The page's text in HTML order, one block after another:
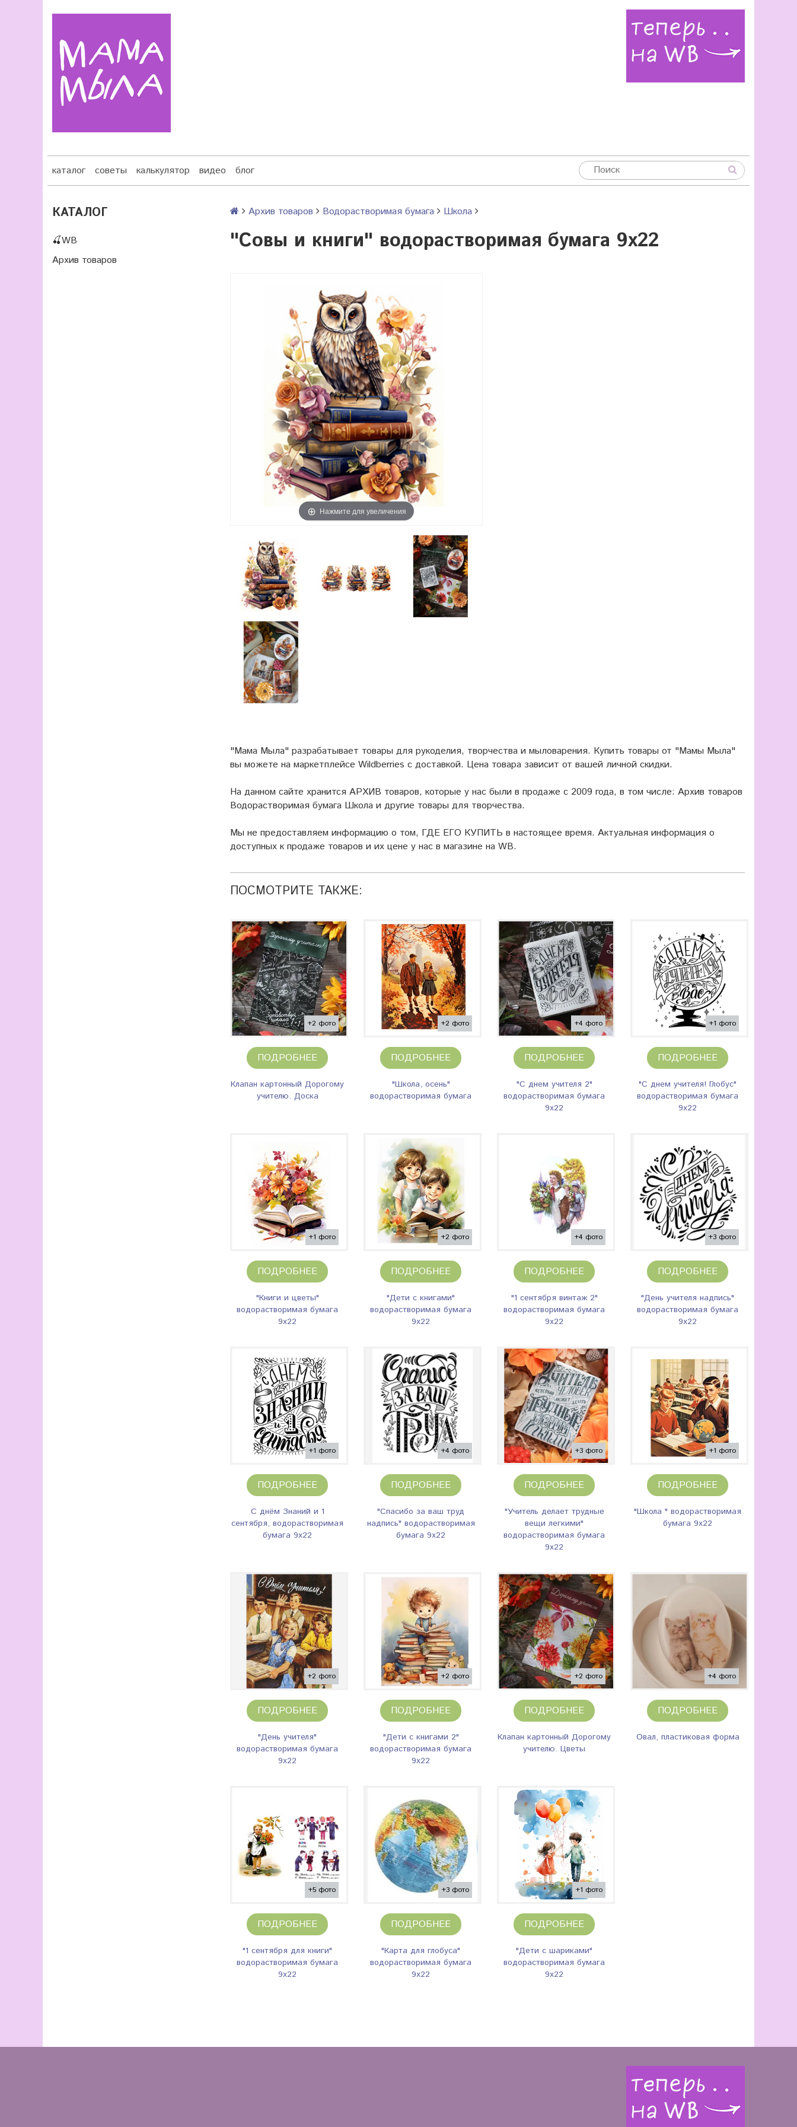
каталог советы калькулятор видео блог
КАТАЛОГ
🍒WB
Архив товаров
Архив товаров Водорастворимая бумага Школа
"Совы и книги" водорастворимая бумага 9х22
Нажмите для увеличения
"Мама Мыла" разрабатывает товары для рукоделия, творчества и мыловарения. Купить товары от "Мамы Мыла"
вы можете на маркетплейсе Wildberries с доставкой. Цена товара зависит от вашей личной скидки.
На данном сайте хранится АРХИВ товаров, которые у нас были в продаже с 2009 года, в том числе: Архив товаров
Водорастворимая бумага Школа и другие товары для творчества.
Мы не предоставляем информацию о том, ГДЕ ЕГО КУПИТЬ в настоящее время. Актуальная информация о
доступных к продаже товаров и их цене у нас в магазине на WB.
ПОСМОТРИТЕ ТАКЖЕ:
+2 фото
ПОДРОБНЕЕ
Клапан картонный Дорогому
учителю. Доска
+2 фото
ПОДРОБНЕЕ
"Школа, осень"
водорастворимая бумага
+4 фото
ПОДРОБНЕЕ
"С днем учителя 2"
водорастворимая бумага
9х22
+1 фото
ПОДРОБНЕЕ
"С днем учителя! Глобус"
водорастворимая бумага
9х22
+1 фото
ПОДРОБНЕЕ
"Книги и цветы"
водорастворимая бумага
9х22
+2 фото
ПОДРОБНЕЕ
"Дети с книгами"
водорастворимая бумага
9х22
+4 фото
ПОДРОБНЕЕ
"1 сентября винтаж 2"
водорастворимая бумага
9х22
+3 фото
ПОДРОБНЕЕ
"День учителя надпись"
водорастворимая бумага
9х22
+1 фото
ПОДРОБНЕЕ
С днём Знаний и 1
сентября, водорастворимая
бумага 9х22
+4 фото
ПОДРОБНЕЕ
"Спасибо за ваш труд
надпись" водорастворимая
бумага 9х22
+3 фото
ПОДРОБНЕЕ
"Учитель делает трудные
вещи легкими"
водорастворимая бумага
9х22
+1 фото
ПОДРОБНЕЕ
"Школа " водорастворимая
бумага 9х22
+2 фото
ПОДРОБНЕЕ
"День учителя"
водорастворимая бумага
9х22
+2 фото
ПОДРОБНЕЕ
"Дети с книгами 2"
водорастворимая бумага
9х22
+2 фото
ПОДРОБНЕЕ
Клапан картонный Дорогому
учителю. Цветы
+4 фото
ПОДРОБНЕЕ
Овал, пластиковая форма
+5 фото
ПОДРОБНЕЕ
"1 сентября для книги"
водорастворимая бумага
9х22
+3 фото
ПОДРОБНЕЕ
"Карта для глобуса"
водорастворимая бумага
9х22
+1 фото
ПОДРОБНЕЕ
"Дети с шариками"
водорастворимая бумага
9х22